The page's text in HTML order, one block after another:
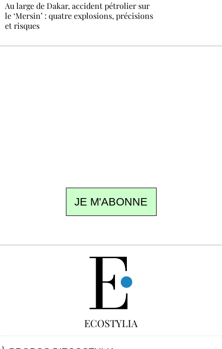
Au large de Dakar, accident pétrolier sur
le ‘Mersin’ : quatre explosions, précisions
et risques
JE M'ABONNE
ECOSTYLIA